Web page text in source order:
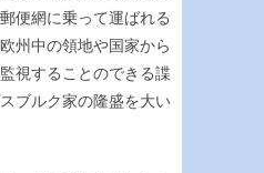
便網に乗って運ばれる
州中の領地や国家から
視することのできる諜
ブルク家の隆盛を大い